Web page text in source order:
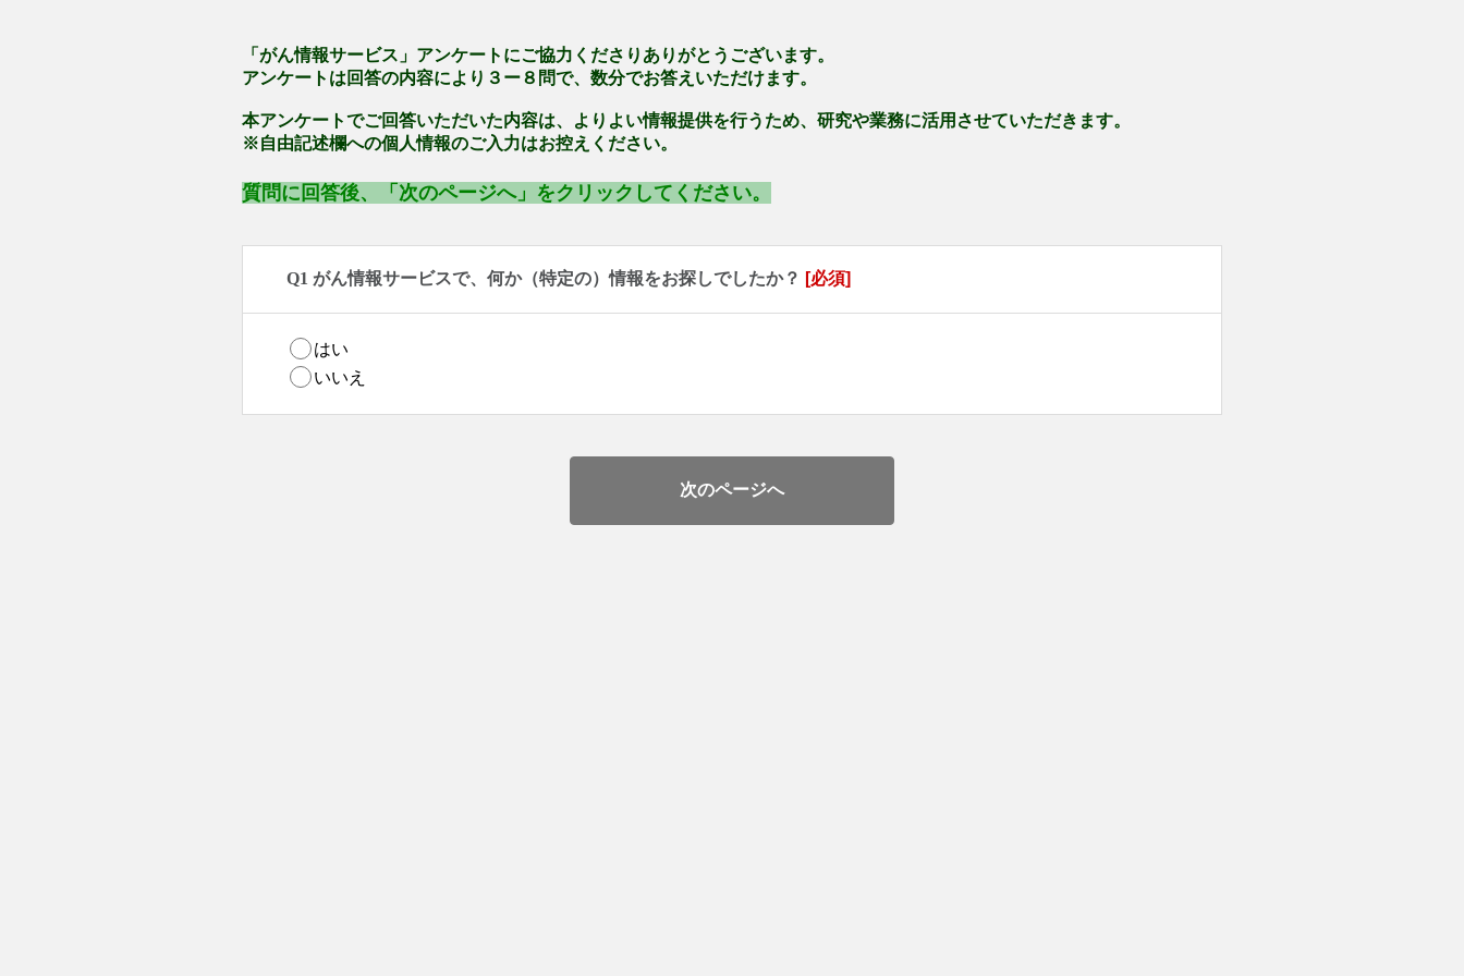
「がん情報サービス」アンケートにご協力くださりありがとうございます。
アンケートは回答の内容により３ー８問で、数分でお答えいただけます。
本アンケートでご回答いただいた内容は、よりよい情報提供を行うため、研究や業務に活用させていただきます。
※自由記述欄への個人情報のご入力はお控えください。
質問に回答後、「次のページへ」をクリックしてください。
Q1 がん情報サービスで、何か（特定の）情報をお探しでしたか？ [必須]
はい
いいえ